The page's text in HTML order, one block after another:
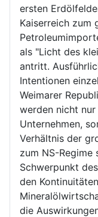
ersten
Kaiserreich zum
als "Licht des
antritt.
Intentionen
Weimarer
werden nicht
Unternehmen,
Verhältnis der
zum NS-Regime
Schwerpunkt
den
die